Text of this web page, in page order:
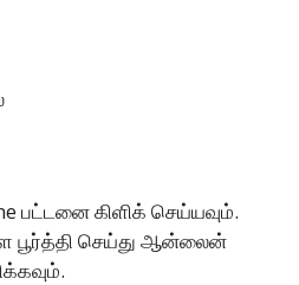
பட்டனை கிளிக் செய்யவும்.
பூர்த்தி செய்து ஆன்லைன்